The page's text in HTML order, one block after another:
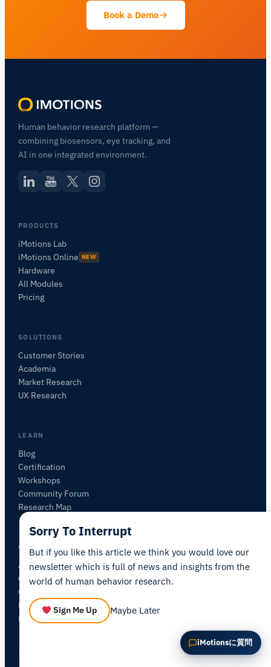
Book a Demo
Human behavior research platform —
combining biosensors, eye tracking, and
AI in one integrated environment.
PRODUCTS
iMotions Lab
iMotions Online NEW
Hardware
All Modules
Pricing
SOLUTIONS
Customer Stories
Academia
Market Research
UX Research
LEARN
Blog
Certification
Workshops
Community Forum
Research Map
COMPANY
About iMotions
Careers
Contact
My iMotions
Newsletter
iMotionsに質問
質問内容に基づいて、役立つ次の質問を提案しま
この記事について質問
Sorry To Interrupt
But if you like this article we think you would love our
newsletter which is full of news and insights from the
world of human behavior research.
Sign Me Up Maybe Later